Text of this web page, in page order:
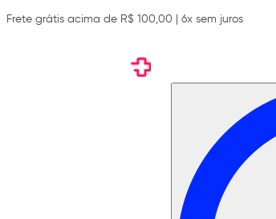
Frete grátis acima de R$ 100,00 | 6x sem juros